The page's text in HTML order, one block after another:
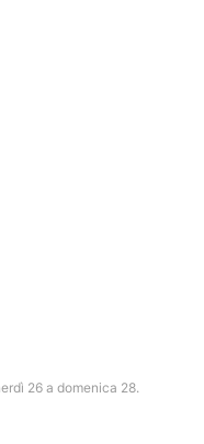
26 a domenica 28.